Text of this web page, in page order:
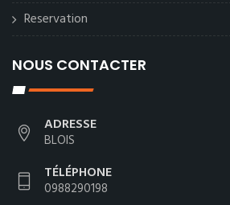
Reservation
NOUS CONTACTER
ADRESSE
BLOIS
TÉLÉPHONE
0988290198